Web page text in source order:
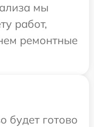
мы
работ,
ремонтные
будет готово